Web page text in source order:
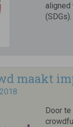
aligned
maakt
Door